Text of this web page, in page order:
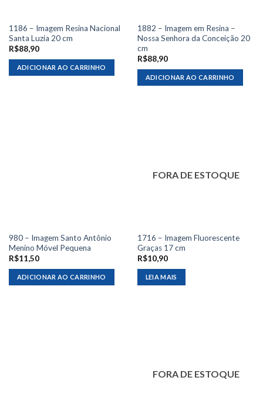
1186 – Imagem Resina Nacional
Santa Luzia 20 cm
R$88,90
ADICIONAR AO CARRINHO
1882 – Imagem em Resina –
Nossa Senhora da Conceição 20
cm
R$88,90
ADICIONAR AO CARRINHO
980 – Imagem Santo Antônio
Menino Móvel Pequena
R$11,50
ADICIONAR AO CARRINHO
FORA DE ESTOQUE
1716 – Imagem Fluorescente
Graças 17 cm
R$10,90
LEIA MAIS
FORA DE ESTOQUE